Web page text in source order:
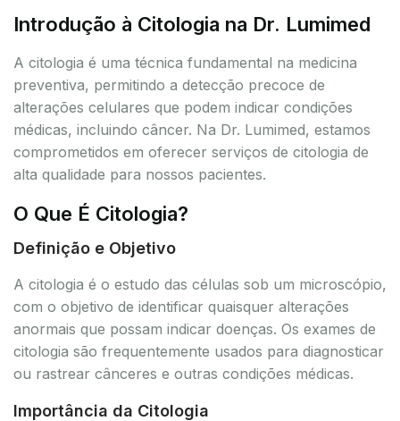
Introdução à Citologia na Dr. Lumimed
A citologia é uma técnica fundamental na medicina
preventiva, permitindo a detecção precoce de
alterações celulares que podem indicar condições
médicas, incluindo câncer. Na Dr. Lumimed, estamos
comprometidos em oferecer serviços de citologia de
alta qualidade para nossos pacientes.
O Que É Citologia?
Definição e Objetivo
A citologia é o estudo das células sob um microscópio,
com o objetivo de identificar quaisquer alterações
anormais que possam indicar doenças. Os exames de
citologia são frequentemente usados para diagnosticar
ou rastrear cânceres e outras condições médicas.
Importância da Citologia